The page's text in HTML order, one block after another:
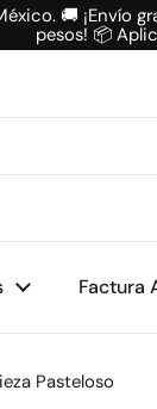
🚚 ¡Envío
pesos! 📦
Factura
Pasteloso